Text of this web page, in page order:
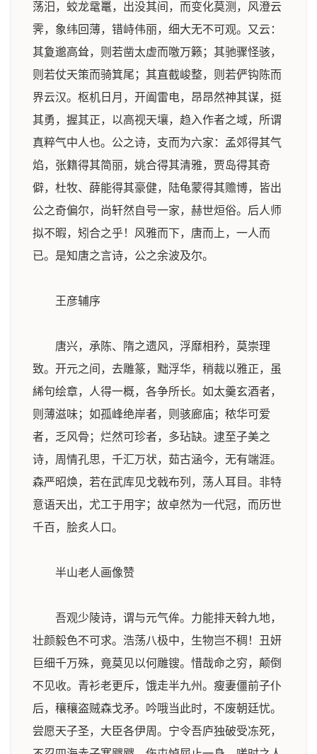
荡汨，蛟龙鼋鼍，出没其间，而变化莫测，风澄云
霁，象纬回薄，错峙伟丽，细大无不可观。又云：
其夐邈高耸，则若凿太虚而噭万籁；其驰骤怪骇，
则若仗天策而骑箕尾；其直截峻整，则若俨钩陈而
界云汉。枢机日月，开阖雷电，昂昂然神其谋，挺
其勇，握其正，以高视天壤，趋入作者之域，所谓
真粹气中人也。公之诗，支而为六家：孟郊得其气
焰，张籍得其简丽，姚合得其清雅，贾岛得其奇
僻，杜牧、薛能得其豪健，陆龟蒙得其赡博，皆出
公之奇偏尔，尚轩然自号一家，赫世烜俗。后人师
拟不暇，矧合之乎！风雅而下，唐而上，一人而
已。是知唐之言诗，公之余波及尔。
王彦辅序
唐兴，承陈、隋之遗风，浮靡相矜，莫崇理
致。开元之间，去雕篆，黜浮华，稍裁以雅正，虽
絺句绘章，人得一概，各争所长。如太羹玄酒者，
则薄滋味；如孤峰绝岸者，则骇廊庙；秾华可爱
者，乏风骨；烂然可珍者，多玷缺。逮至子美之
诗，周情孔思，千汇万状，茹古涵今，无有端涯。
森严昭焕，若在武库见戈戟布列，荡人耳目。非特
意语天出，尤工于用字；故卓然为一代冠，而历世
千百，脍炙人口。
半山老人画像赞
吾观少陵诗，谓与元气侔。力能排天斡九地，
壮颜毅色不可求。浩荡八极中，生物岂不稠！丑妍
巨细千万殊，竟莫见以何雕锼。惜哉命之穷，颠倒
不见收。青衫老更斥，饿走半九州。瘦妻僵前子仆
后，穰穰盗贼森戈矛。吟哦当此时，不废朝廷忧。
尝愿天子圣，大臣各伊周。宁令吾庐独破受冻死，